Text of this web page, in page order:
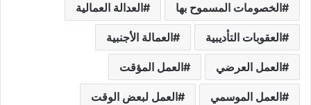
الخصومات المسموح بها العدالة العمالية
العقوبات التأديبية العمالة الأجنبية
العمل العرضي العمل المؤقت
العمل الموسمي العمل لبعض الوقت